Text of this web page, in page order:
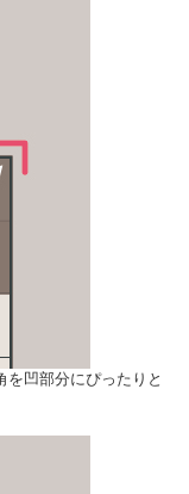
凹部分にぴったりと